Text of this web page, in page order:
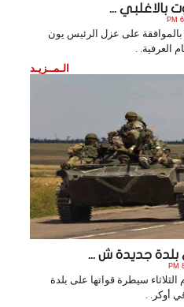
بالاغلبي ...
بالموافقة على عزل الرئيس يون
.
الـمــزيـد
بلدة جديدة ش ...
الثلاثاء سيطرة قواتها على بلدة
أوكر. .